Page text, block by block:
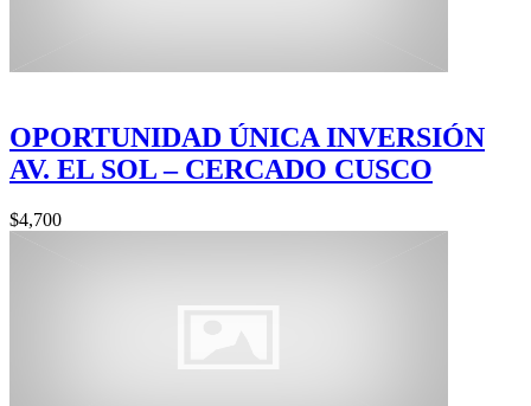
OPORTUNIDAD ÚNICA INVERSIÓN
AV. EL SOL – CERCADO CUSCO
$4,700